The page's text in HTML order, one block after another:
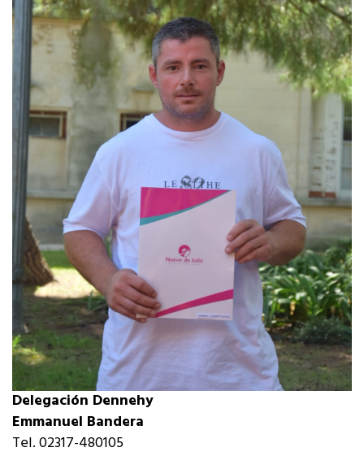
Delegación Dennehy
Emmanuel Bandera
Tel. 02317-480105